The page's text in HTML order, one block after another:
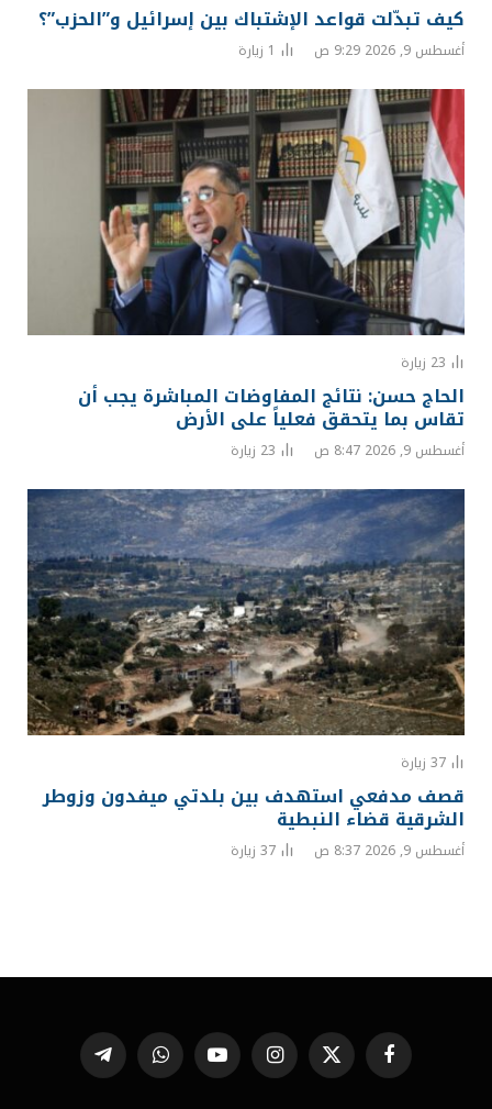
كيف تبدّلت قواعد الإشتباك بين إسرائيل و”الحزب”؟
أغسطس 9, 2026 9:29 ص 1 زيارة
23 زيارة
الحاج حسن: نتائج المفاوضات المباشرة يجب أن
تقاس بما يتحقق فعلياً على الأرض
أغسطس 9, 2026 8:47 ص 23 زيارة
37 زيارة
قصف مدفعي استهدف بين بلدتي ميفدون وزوطر
الشرقية قضاء النبطية
أغسطس 9, 2026 8:37 ص 37 زيارة
فيسبوك X
(Twitter)
الانستغراميوتيوب واتساب تيلقرام